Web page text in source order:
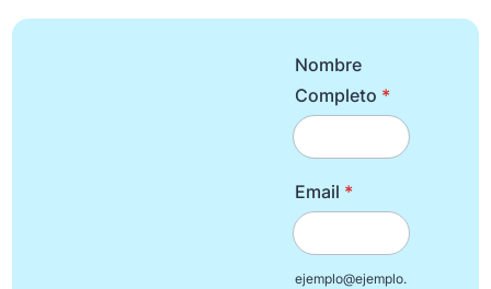
Nombre
Completo *
Email *
ejemplo@ejemplo.